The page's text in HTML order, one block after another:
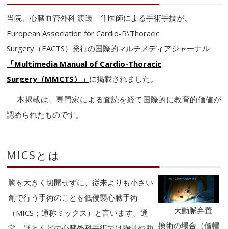
当院、心臓血管外科 渡邊 隼医師による手術手技が、
European Association for Cardio-R\Thoracic
Surgery（EACTS）発行の国際的マルチメディアジャーナル
「Multimedia Manual of Cardio-Thoracic
Surgery（MMCTS）」 に掲載されました。
本掲載は、専門家による査読を経て国際的に教育的価値が
認められたものです。
MICSとは
胸を大きく切開せずに、従来よりも小さい
創で行う手術のことを低侵襲心臓手術
（MICS；通称ミックス）と言います。通
大動脈弁置
換術の場合（僧帽